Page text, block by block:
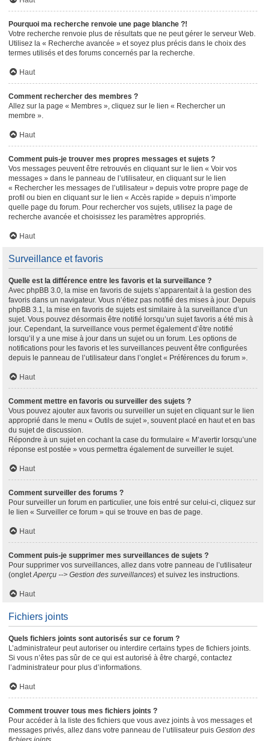
Pourquoi ma recherche renvoie une page blanche ?!
Votre recherche renvoie plus de résultats que ne peut gérer le serveur Web.
Utilisez la « Recherche avancée » et soyez plus précis dans le choix des
termes utilisés et des forums concernés par la recherche.
Haut
Comment rechercher des membres ?
Allez sur la page « Membres », cliquez sur le lien « Rechercher un
membre ».
Haut
Comment puis-je trouver mes propres messages et sujets ?
Vos messages peuvent être retrouvés en cliquant sur le lien « Voir vos
messages » dans le panneau de l’utilisateur, en cliquant sur le lien
« Rechercher les messages de l’utilisateur » depuis votre propre page de
profil ou bien en cliquant sur le lien « Accès rapide » depuis n’importe
quelle page du forum. Pour rechercher vos sujets, utilisez la page de
recherche avancée et choisissez les paramètres appropriés.
Haut
Surveillance et favoris
Quelle est la différence entre les favoris et la surveillance ?
Avec phpBB 3.0, la mise en favoris de sujets s’apparentait à la gestion des
favoris dans un navigateur. Vous n’étiez pas notifié des mises à jour. Depuis
phpBB 3.1, la mise en favoris de sujets est similaire à la surveillance d’un
sujet. Vous pouvez désormais être notifié lorsqu’un sujet favoris a été mis à
jour. Cependant, la surveillance vous permet également d’être notifié
lorsqu’il y a une mise à jour dans un sujet ou un forum. Les options de
notifications pour les favoris et les surveillances peuvent être configurées
depuis le panneau de l’utilisateur dans l’onglet « Préférences du forum ».
Haut
Comment mettre en favoris ou surveiller des sujets ?
Vous pouvez ajouter aux favoris ou surveiller un sujet en cliquant sur le lien
approprié dans le menu « Outils de sujet », souvent placé en haut et en bas
du sujet de discussion.
Répondre à un sujet en cochant la case du formulaire « M’avertir lorsqu’une
réponse est postée » vous permettra également de surveiller le sujet.
Haut
Comment surveiller des forums ?
Pour surveiller un forum en particulier, une fois entré sur celui-ci, cliquez sur
le lien « Surveiller ce forum » qui se trouve en bas de page.
Haut
Comment puis-je supprimer mes surveillances de sujets ?
Pour supprimer vos surveillances, allez dans votre panneau de l’utilisateur
(ongletAperçu --> Gestion des surveillances) et suivez les instructions.
Haut
Fichiers joints
Quels fichiers joints sont autorisés sur ce forum ?
L’administrateur peut autoriser ou interdire certains types de fichiers joints.
Si vous n’êtes pas sûr de ce qui est autorisé à être chargé, contactez
l’administrateur pour plus d’informations.
Haut
Comment trouver tous mes fichiers joints ?
Pour accéder à la liste des fichiers que vous avez joints à vos messages et
messages privés, allez dans votre panneau de l’utilisateur puis Gestion des